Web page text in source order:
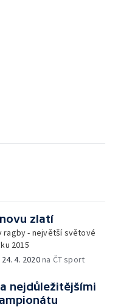
zlatí
ragby - největší světové
2015
24. 4. 2020na ČT sport
nejdůležitějšími